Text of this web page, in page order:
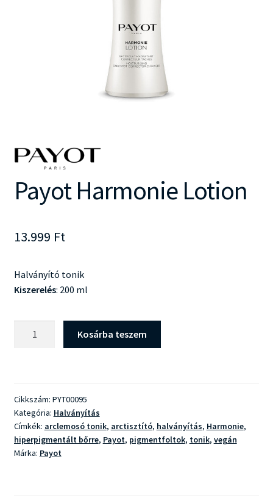
Payot Harmonie Lotion
13.999 Ft
Halványító tonik
Kiszerelés: 200 ml
Kosárba teszem
Cikkszám: PYT00095
Kategória: Halványítás
Címkék: arclemosó tonik, arctisztító, halványítás, Harmonie,
hiperpigmentált bőrre, Payot, pigmentfoltok, tonik, vegán
Márka: Payot